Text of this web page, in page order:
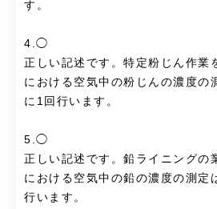
す。
4.◯
正しい記述です。特定粉じん作業
における空気中の粉じんの濃度の
に1回行います。
5.◯
正しい記述です。鉛ライニングの
における空気中の鉛の濃度の測定
行います。